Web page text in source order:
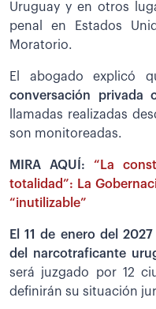
Uruguay y en otros
penal en Estados
Moratorio.
El abogado explicó
conversación privada
llamadas realizadas
son monitoreadas.
MIRA AQUÍ: “La
totalidad”: La
“inutilizable”
El 11 de enero del
del narcotraficante
será juzgado por 12
definirán su situación